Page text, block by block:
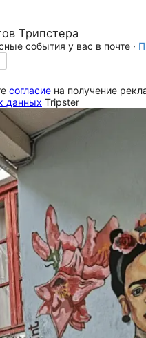
Трипстера
события у вас в почте ·
согласие на получение
данных Tripster